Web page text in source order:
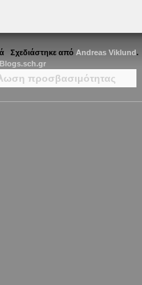
Σχεδιάστηκε από Andreas Viklund.
Blogs.sch.gr
προσβασιμότητας